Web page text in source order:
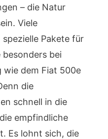
– die Natur
Viele
Pakete für
bei
wie dem Fiat 500e
die
schnell in die
empfindliche
Es lohnt sich, die